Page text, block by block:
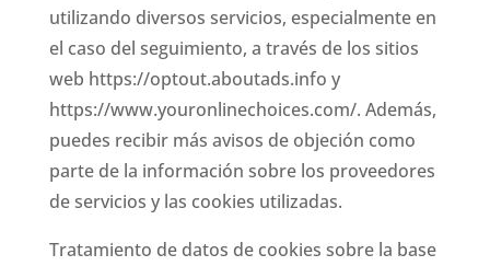
utilizando diversos servicios, especialmente en
el caso del seguimiento, a través de los sitios
web https://optout.aboutads.info y
https://www.youronlinechoices.com/. Además,
puedes recibir más avisos de objeción como
parte de la información sobre los proveedores
de servicios y las cookies utilizadas.
Tratamiento de datos de cookies sobre la base